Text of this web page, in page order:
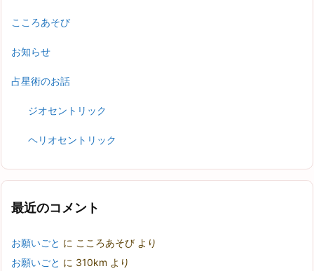
こころあそび
お知らせ
占星術のお話
ジオセントリック
ヘリオセントリック
最近のコメント
お願いごと に こころあそび より
お願いごと に 310km より